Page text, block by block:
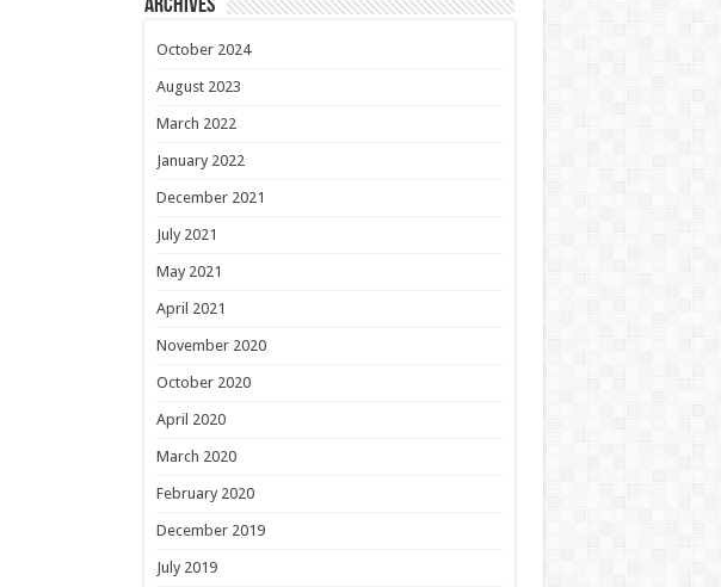
Archives
October 2024
August 2023
March 2022
January 2022
December 2021
July 2021
May 2021
April 2021
November 2020
October 2020
April 2020
March 2020
February 2020
December 2019
July 2019